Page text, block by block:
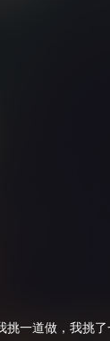
一道做，我挑